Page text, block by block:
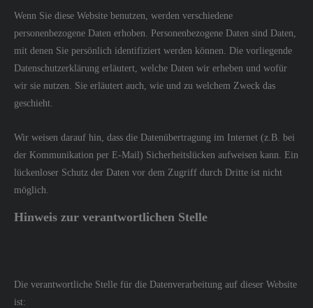
Wenn Sie diese Website benutzen, werden verschiedene
personenbezogene Daten erhoben. Personenbezogene Daten sind Daten,
mit denen Sie persönlich identifiziert werden können. Die vorliegende
Datenschutzerklärung erläutert, welche Daten wir erheben und wofür
wir sie nutzen. Sie erläutert auch, wie und zu welchem Zweck das
geschieht.
Wir weisen darauf hin, dass die Datenübertragung im Internet (z.B. bei
der Kommunikation per E-Mail) Sicherheitslücken aufweisen kann. Ein
lückenloser Schutz der Daten vor dem Zugriff durch Dritte ist nicht
möglich.
Hinweis zur verantwortlichen Stelle
Die verantwortliche Stelle für die Datenverarbeitung auf dieser Website
ist: